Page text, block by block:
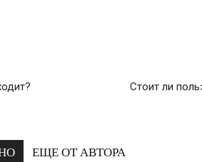
Стоит ли
ЕЩЕ ОТ АВТОРА